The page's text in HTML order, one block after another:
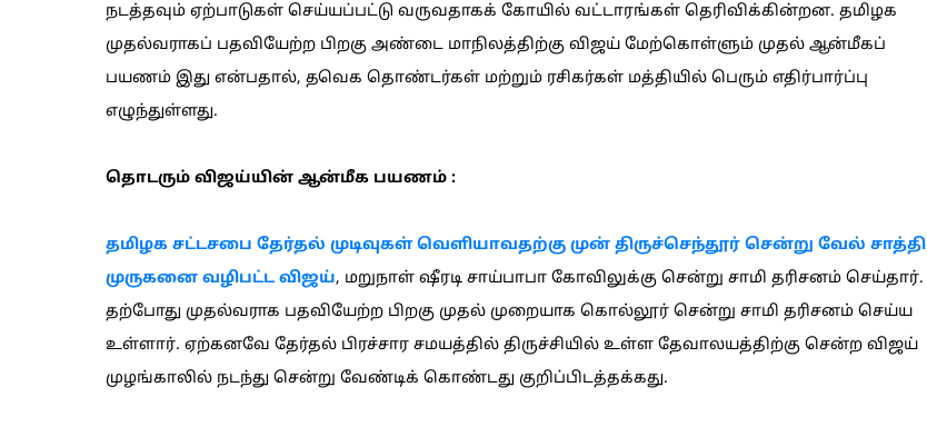
நடத்தவும் ஏற்பாடுகள் செய்யப்பட்டு வருவதாகக் கோயில் வட்டாரங்கள் தெரிவிக்கின்றன. தமிழக
முதல்வராகப் பதவியேற்ற பிறகு அண்டை மாநிலத்திற்கு விஜய் மேற்கொள்ளும் முதல் ஆன்மீகப்
பயணம் இது என்பதால், தவெக தொண்டர்கள் மற்றும் ரசிகர்கள் மத்தியில் பெரும் எதிர்பார்ப்பு
எழுந்துள்ளது.
தொடரும் விஜய்யின் ஆன்மீக பயணம் :
தமிழக சட்டசபை தேர்தல் முடிவுகள் வெளியாவதற்கு முன் திருச்செந்தூர் சென்று வேல் சாத்தி
முருகனை வழிபட்ட விஜய், மறுநாள் ஷீரடி சாய்பாபா கோவிலுக்கு சென்று சாமி தரிசனம் செய்தார்.
தற்போது முதல்வராக பதவியேற்ற பிறகு முதல் முறையாக கொல்லூர் சென்று சாமி தரிசனம் செய்ய
உள்ளார். ஏற்கனவே தேர்தல் பிரச்சார சமயத்தில் திருச்சியில் உள்ள தேவாலயத்திற்கு சென்ற விஜய்
முழங்காலில் நடந்து சென்று வேண்டிக் கொண்டது குறிப்பிடத்தக்கது.